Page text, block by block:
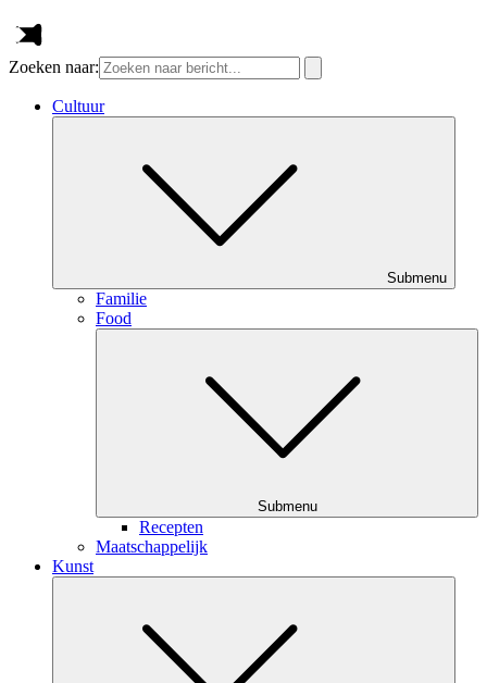
Zoeken naar:
Cultuur
Submenu
Familie
Food
Submenu
Recepten
Maatschappelijk
Kunst